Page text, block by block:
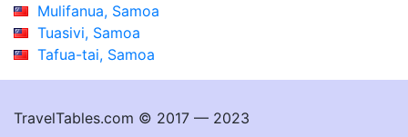
Mulifanua, Samoa
Tuasivi, Samoa
Tafua-tai, Samoa
TravelTables.com © 2017 — 2023